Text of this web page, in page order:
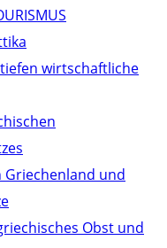
wirtschaftliche
Griechenland und
Obst und